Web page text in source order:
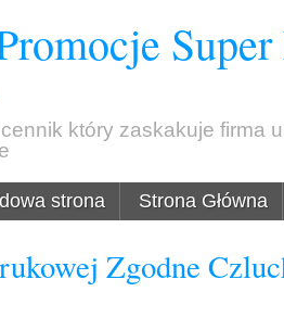
który zaskakuje
strona Strona Główna
Zgodne